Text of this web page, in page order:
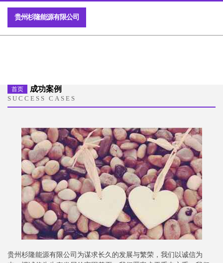
贵州杉隆能源有限公司
首页 成功案例
SUCCESS CASES
贵州杉隆能源有限公司为谋求长久的发展与繁荣，我们以诚信为